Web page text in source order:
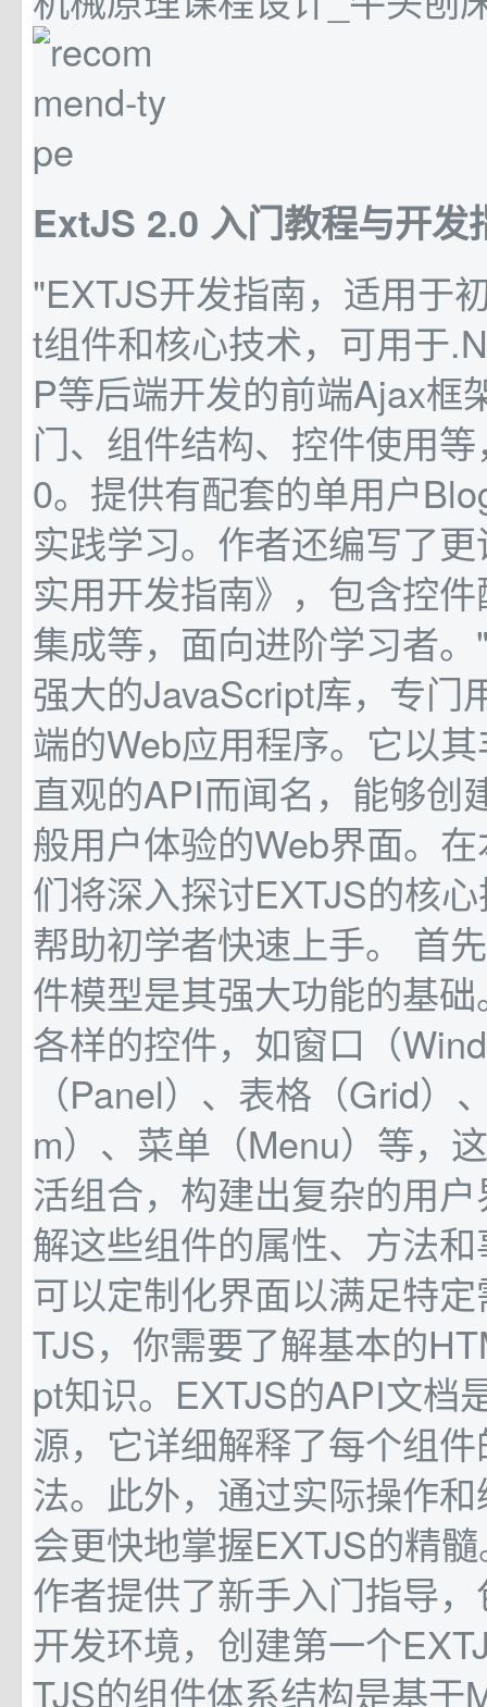
ExtJS 2.0 入门教程与开发
"EXTJS开发指南，适用于
t组件和核心技术，可用于
P等后端开发的前端Ajax框
门、组件结构、控件使用
0。提供有配套的单用户
实践学习。作者还编写了
实用开发指南》，包含控
集成等，面向进阶学习者
强大的JavaScript库，专门
端的Web应用程序。它以
直观的API而闻名，能够创
般用户体验的Web界面。
们将深入探讨EXTJS的核
帮助初学者快速上手。 首
件模型是其强大功能的基
各样的控件，如窗口（
（Panel）、表格（Grid）
m）、菜单（Menu）等，
活组合，构建出复杂的用
解这些组件的属性、方法
可以定制化界面以满足特
TJS，你需要了解基本的
pt知识。EXTJS的API文档
源，它详细解释了每个组
法。此外，通过实际操作
会更快地掌握EXTJS的精
作者提供了新手入门指导
开发环境，创建第一个
TJS的组件体系结构是基于